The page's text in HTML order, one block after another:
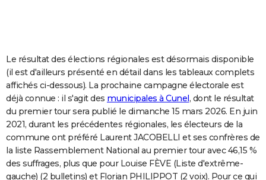
COPAINS D'AVANT
S'inscrire
Se connecter
Lycées
Collèges
Primaires
Universités
Entreprises
Service militaire
Avis de recherche
AVIS DE DÉCÈS
FORUM
Le résultat des élections régionales est désormais disponible
(il est d'ailleurs présenté en détail dans les tableaux complets
affichés ci-dessous). La prochaine campagne électorale est
déjà connue : il s'agit des municipales à Cunel, dont le résultat
du premier tour sera publié le dimanche 15 mars 2026. En juin
2021, durant les précédentes régionales, les électeurs de la
commune ont préféré Laurent JACOBELLI et ses confrères de
la liste Rassemblement National au premier tour avec 46,15 %
des suffrages, plus que pour Louise FÈVE (Liste d'extrême-
gauche) (2 bulletins) et Florian PHILIPPOT (2 voix). Pour ce qui